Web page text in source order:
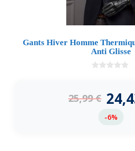
Gants Hiver Homme
Anti Glisse
5
25,99€
-6%